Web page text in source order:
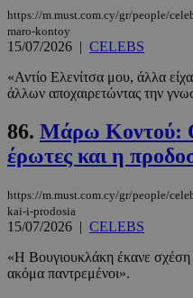
https://m.must.com.cy/gr/people/
maro-kontoy
15/07/2026 | CELEBS
«Αντίο Ελενίτσα μου, άλλα
άλλων αποχαιρετώντας την
86. Μάρω Κοντού:
έρωτες και η
https://m.must.com.cy/gr/people/
kai-i-prodosia
15/07/2026 | CELEBS
«Η Βουγιουκλάκη έκανε
ακόμα παντρεμένοι».
_scc_session
PHPSESSID